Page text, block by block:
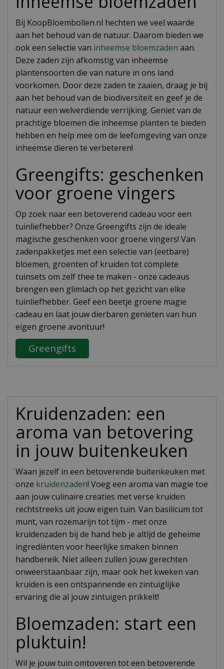
Bij KoopBloembollen.nl hechten we veel waarde
aan het behoud van de natuur. Daarom bieden we
ook een selectie van inheemse bloemzaden aan.
Deze zaden zijn afkomstig van inheemse
plantensoorten die van nature in ons land
voorkomen. Door deze zaden te zaaien, draag je bij
aan het behoud van de biodiversiteit en geef je de
natuur een welverdiende verrijking. Geniet van de
prachtige bloemen die inheemse planten te bieden
hebben en help mee om de leefomgeving van onze
inheemse dieren te verbeteren!
Greengifts: geschenken
voor groene vingers
Op zoek naar een betoverend cadeau voor een
tuinliefhebber? Onze Greengifts zijn de ideale
magische geschenken voor groene vingers! Van
zadenpakketjes met een selectie van (eetbare)
bloemen, groenten of kruiden tot complete
tuinsets om zelf thee te maken - onze cadeaus
brengen een glimlach op het gezicht van elke
tuinliefhebber. Geef een beetje groene magie
cadeau en laat jouw dierbaren genieten van hun
eigen groene avontuur!
Greengifts
Kruidenzaden: een
aroma van betovering
in jouw buitenkeuken
Waan jezelf in een betoverende buitenkeuken met
onze kruidenzaden! Voeg een aroma van magie toe
aan jouw culinaire creaties met verse kruiden
rechtstreeks uit jouw eigen tuin. Van basilicum tot
munt, van rozemarijn tot tijm - met onze
kruidenzaden bij de hand heb je altijd de geheime
ingrediënten voor heerlijke smaken binnen
handbereik. Niet alleen zullen jouw gerechten
onweerstaanbaar zijn, maar ook het kweken van
kruiden is een ontspannende en zintuiglijke
ervaring die al jouw zintuigen prikkelt!
Bloemzaden: start een
pluktuin!
Wil je jouw tuin omtoveren tot een betoverende